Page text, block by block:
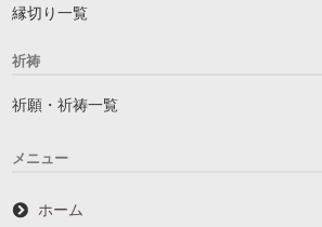
縁切り一覧
祈祷
祈願・祈祷一覧
メニュー
ホーム